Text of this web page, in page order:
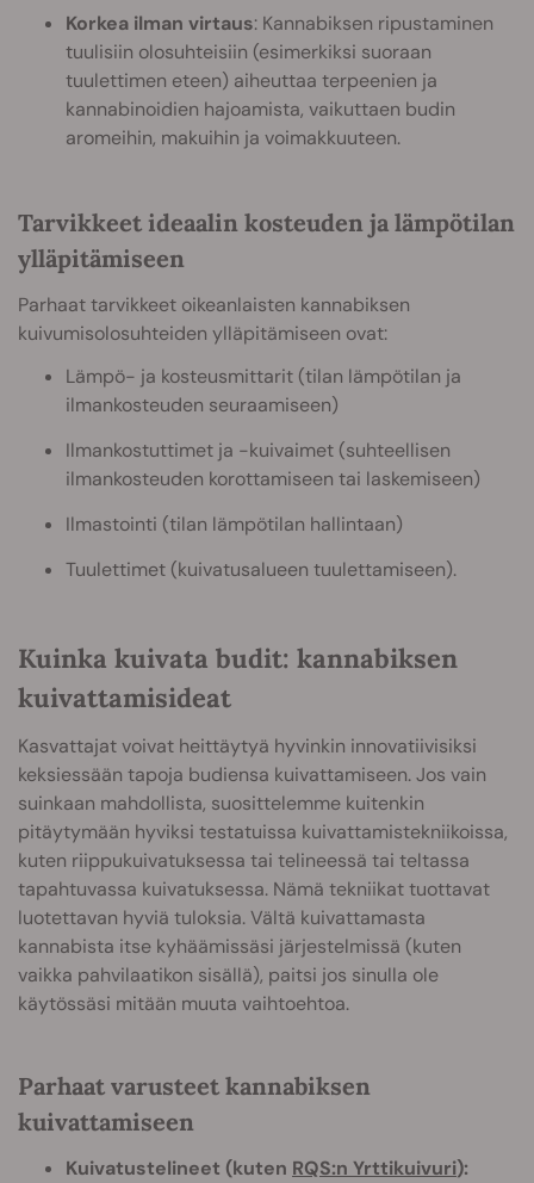
Korkea ilman virtaus: Kannabiksen ripustaminen
tuulisiin olosuhteisiin (esimerkiksi suoraan
tuulettimen eteen) aiheuttaa terpeenien ja
kannabinoidien hajoamista, vaikuttaen budin
aromeihin, makuihin ja voimakkuuteen.
Tarvikkeet ideaalin kosteuden ja lämpötilan
ylläpitämiseen
Parhaat tarvikkeet oikeanlaisten kannabiksen
kuivumisolosuhteiden ylläpitämiseen ovat:
Lämpö- ja kosteusmittarit (tilan lämpötilan ja
ilmankosteuden seuraamiseen)
Ilmankostuttimet ja -kuivaimet (suhteellisen
ilmankosteuden korottamiseen tai laskemiseen)
Ilmastointi (tilan lämpötilan hallintaan)
Tuulettimet (kuivatusalueen tuulettamiseen).
Kuinka kuivata budit: kannabiksen
kuivattamisideat
Kasvattajat voivat heittäytyä hyvinkin innovatiivisiksi
keksiessään tapoja budiensa kuivattamiseen. Jos vain
suinkaan mahdollista, suosittelemme kuitenkin
pitäytymään hyviksi testatuissa kuivattamistekniikoissa,
kuten riippukuivatuksessa tai telineessä tai teltassa
tapahtuvassa kuivatuksessa. Nämä tekniikat tuottavat
luotettavan hyviä tuloksia. Vältä kuivattamasta
kannabista itse kyhäämissäsi järjestelmissä (kuten
vaikka pahvilaatikon sisällä), paitsi jos sinulla ole
käytössäsi mitään muuta vaihtoehtoa.
Parhaat varusteet kannabiksen
kuivattamiseen
Kuivatustelineet (kuten RQS:n Yrttikuivuri):